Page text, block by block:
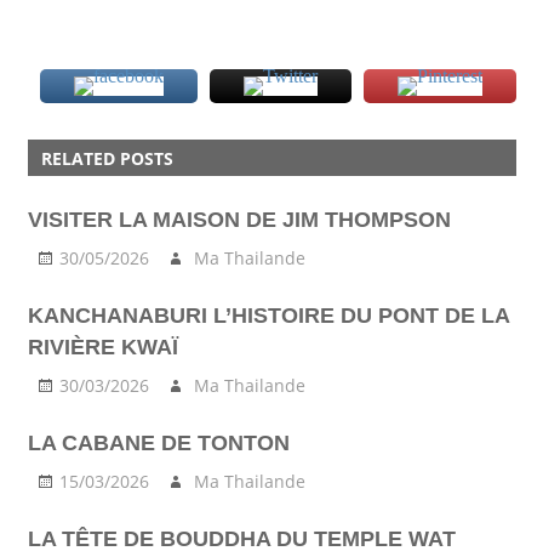
BTS
INSOLITE
MARKET
SHOP
VISITE
RELATED POSTS
VISITER LA MAISON DE JIM THOMPSON
30/05/2026 Ma Thailande
KANCHANABURI L’HISTOIRE DU PONT DE LA
RIVIÈRE KWAÏ
30/03/2026 Ma Thailande
LA CABANE DE TONTON
15/03/2026 Ma Thailande
LA TÊTE DE BOUDDHA DU TEMPLE WAT